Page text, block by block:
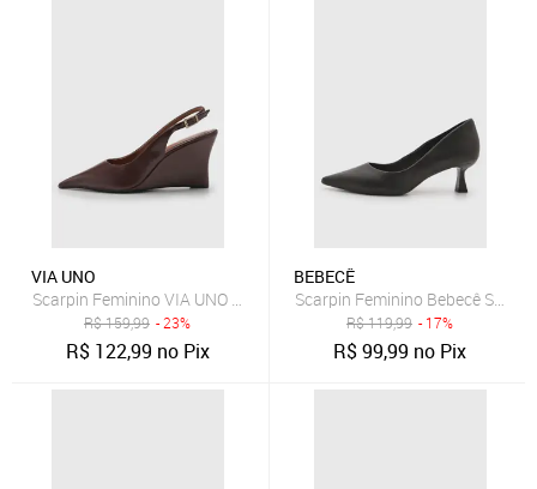
VIA UNO
Scarpin Feminino VIA UNO Salto Anabela Marrom
R$159,99 - 23%
R$ 122,99 no Pix
BEBECÊ
Scarpin Feminino Bebecê Salto
R$119,99 - 17%
R$99,99 no Pix